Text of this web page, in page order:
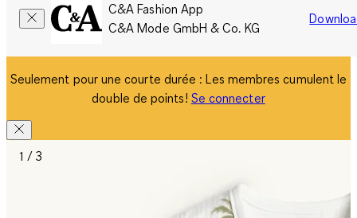
C&A Fashion App
C&A Mode GmbH & Co. KG
Seulement pour une courte durée : Les membres cumulent le
double de points! Se connecter
1 / 3